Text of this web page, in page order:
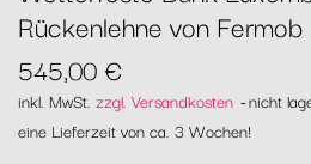
Rückenlehne von Fermob
545,00 €
inkl. MwSt. zzgl. Versandkosten nicht
eine Lieferzeit von ca. 3 Wochen!